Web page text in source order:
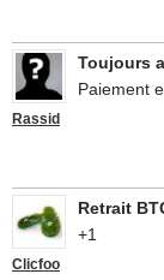
Rassid
Toujours
Paiement
Clicfoo
Retrait
+1